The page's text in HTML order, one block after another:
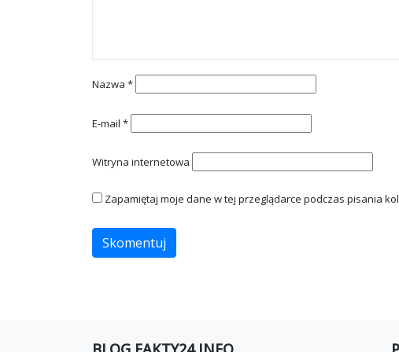
Nazwa *
E-mail *
Witryna internetowa
Zapamiętaj moje dane w tej przeglądarce podczas pisania